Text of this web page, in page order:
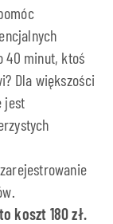
40 minut, ktoś
Dla większości
jest
koszt 180 zł.